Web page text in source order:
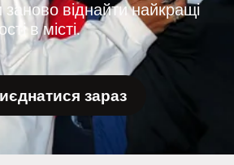
заново віднайти найкращі
в місті.
зараз